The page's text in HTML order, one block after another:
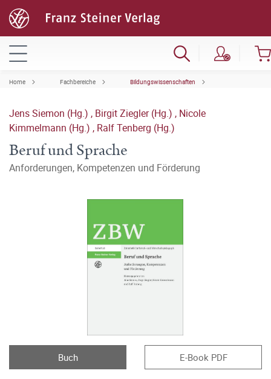
Home Fachbereiche Bildungswissenschaften
Jens Siemon (Hg.) , Birgit Ziegler (Hg.) , Nicole
Kimmelmann (Hg.) , Ralf Tenberg (Hg.)
Beruf und Sprache
Anforderungen, Kompetenzen und Förderung
Buch E-Book PDF